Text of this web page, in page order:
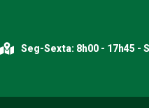
Seg-Sexta: 8h00 - 17h45 -